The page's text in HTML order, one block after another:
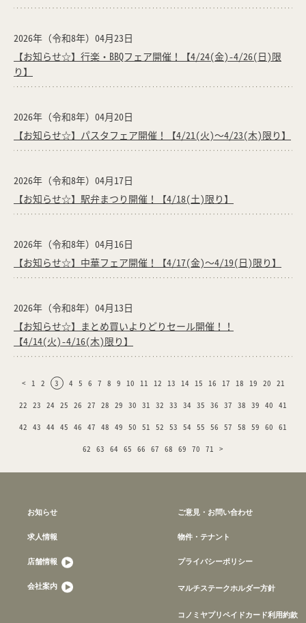
2026年（令和8年）04月23日
【お知らせ☆】行楽・BBQフェア開催！【4/24(金)-4/26(日)限
り】
2026年（令和8年）04月20日
【お知らせ☆】パスタフェア開催！【4/21(火)～4/23(木)限り】
2026年（令和8年）04月17日
【お知らせ☆】駅弁まつり開催！【4/18(土)限り】
2026年（令和8年）04月16日
【お知らせ☆】中華フェア開催！【4/17(金)～4/19(日)限り】
2026年（令和8年）04月13日
【お知らせ☆】まとめ買いよりどりセール開催！！
【4/14(火)-4/16(木)限り】
< 1 2 3 4 5 6 7 8 9 10 11 12 13 14 15 16 17 18 19 20 21
22 23 24 25 26 27 28 29 30 31 32 33 34 35 36 37 38 39 40 41
42 43 44 45 46 47 48 49 50 51 52 53 54 55 56 57 58 59 60 61
62 63 64 65 66 67 68 69 70 71 >
お知らせ
求人情報
店舗情報
会社案内
ご意見・お問い合わせ
物件・テナント
プライバシーポリシー
マルチステークホルダー方針
コノミヤプリペイドカード利用約款